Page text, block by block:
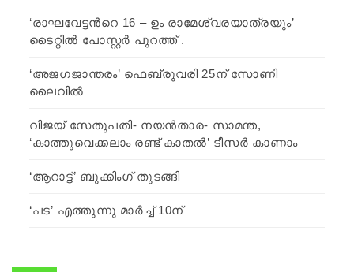
‘രാഘവേട്ടന്‍റെ 16 – ഉം രാമേശ്വരയാത്രയും’
ടൈറ്റിൽ പോസ്റ്റർ പുറത്ത് .
‘അജഗജാന്തരം’ ഫെബ്രുവരി 25ന് സോണി
ലൈവില്‍
വിജയ് സേതുപതി- നയന്‍താര- സാമന്ത,
‘കാത്തുവെക്കലാം രണ്ട് കാതല്‍’ ടീസര്‍ കാണാം
‘ആറാട്ട്’ ബുക്കിംഗ് തുടങ്ങി
‘പട’ എത്തുന്നു മാര്‍ച്ച് 10ന്